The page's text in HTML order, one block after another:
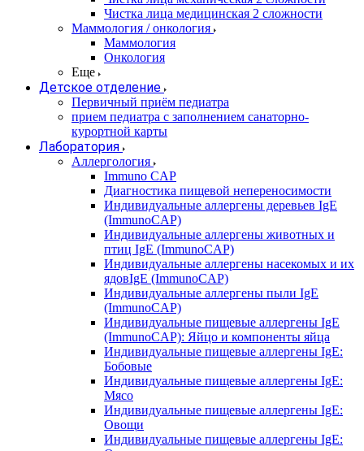
Чистка лица медицинская 2 сложности
Маммология / онкология
Маммология
Онкология
Еще
Детское отделение
Первичный приём педиатра
прием педиатра с заполнением санаторно-
курортной карты
Лаборатория
Аллергология
Immuno CAP
Диагностика пищевой непереносимости
Индивидуальные аллергены деревьев IgE
(ImmunoCAP)
Индивидуальные аллергены животных и
птиц IgE (ImmunoCAP)
Индивидуальные аллергены насекомых и их
ядовIgE (ImmunoCAP)
Индивидуальные аллергены пыли IgE
(ImmunoCAP)
Индивидуальные пищевые аллергены IgE
(ImmunoCAP): Яйцо и компоненты яйца
Индивидуальные пищевые аллергены IgE:
Бобовые
Индивидуальные пищевые аллергены IgE:
Мясо
Индивидуальные пищевые аллергены IgE:
Овощи
Индивидуальные пищевые аллергены IgE: